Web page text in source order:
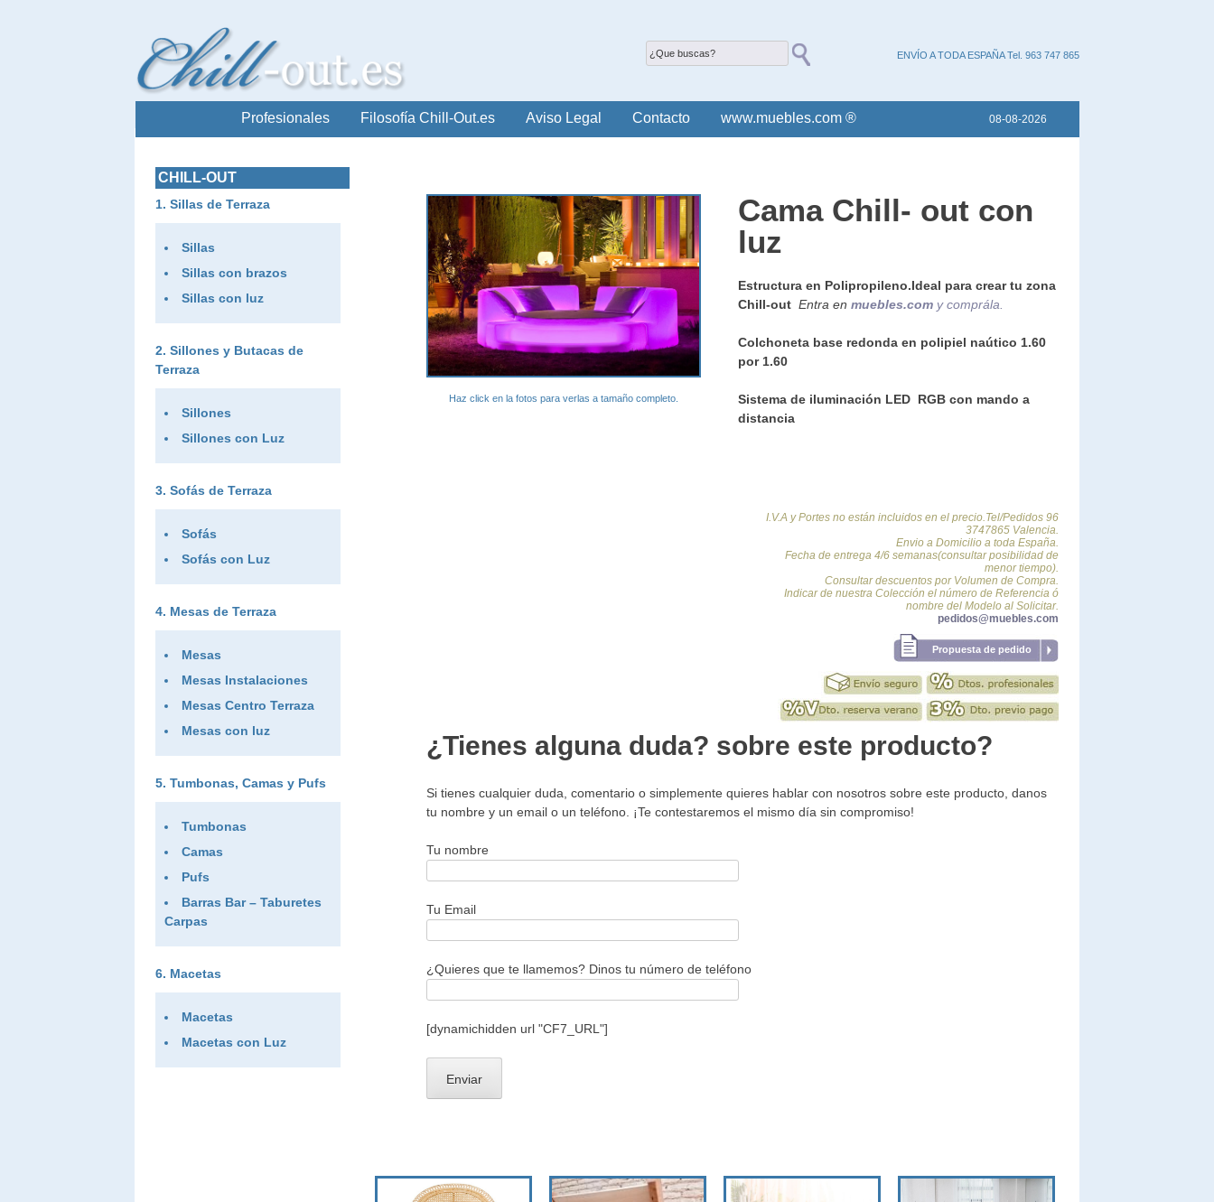
ENVÍO A TODA ESPAÑA Tel. 963 747 865
Profesionales Filosofía Chill-Out.es Aviso Legal Contacto www.muebles.com ® 08-08-2026
Haz click en la fotos para verlas a tamaño completo.
Cama Chill- out con
luz
Estructura en Polipropileno.Ideal para crear tu zona
Chill-out Entra en muebles.com y comprála.
Colchoneta base redonda en polipiel naútico 1.60
por 1.60
Sistema de iluminación LED RGB con mando a
distancia
I.V.A y Portes no están incluidos en el precio.Tel/Pedidos 96
3747865 Valencia.
Envio a Domicilio a toda España.
Fecha de entrega 4/6 semanas(consultar posibilidad de
menor tiempo).
Consultar descuentos por Volumen de Compra.
Indicar de nuestra Colección el número de Referencia ó
nombre del Modelo al Solicitar.
pedidos@muebles.com
Propuesta de pedido
¿Tienes alguna duda? sobre este producto?
Si tienes cualquier duda, comentario o simplemente quieres hablar con nosotros sobre este producto, danos
tu nombre y un email o un teléfono. ¡Te contestaremos el mismo día sin compromiso!
Tu nombre
Tu Email
¿Quieres que te llamemos? Dinos tu número de teléfono
[dynamichidden url "CF7_URL"]
CHILL-OUT
Sillas de Terraza
Sillas
Sillas con brazos
Sillas con luz
Sillones y Butacas de
Terraza
Sillones
Sillones con Luz
Sofás de Terraza
Sofás
Sofás con Luz
Mesas de Terraza
Mesas
Mesas Instalaciones
Mesas Centro Terraza
Mesas con luz
Tumbonas, Camas y Pufs
Tumbonas
Camas
Pufs
Barras Bar – Taburetes
Carpas
Macetas
Macetas
Macetas con Luz